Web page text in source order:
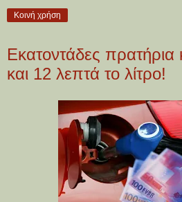
Κοινή χρήση
Εκατοντάδες πρατήρια
και 12 λεπτά το λίτρο!